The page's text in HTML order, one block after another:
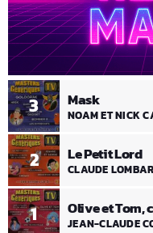
1 Olive et Tom,
JEAN-CLAUDE
2 Le Petit Lord
CLAUDE
3 Mask
NOAM ET NICK